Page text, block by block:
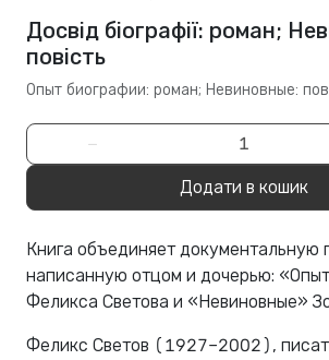
Досвід біографії: роман;
повість
Опыт биографии: роман; Невиновные:
−
Додати в кошик
Книга объединяет документальную
написанную отцом и дочерью:
Феликса Светова и «Невиновные»
Феликс Светов (1927–2002),